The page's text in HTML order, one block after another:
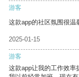
游客
这款app的社区氛围很温
2025-01-15
游客
这款app让我的工作效率